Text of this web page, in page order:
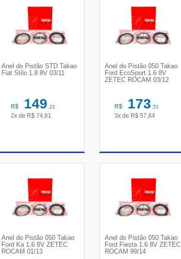
Anel do Pistão STD Takao
Fiat Stilo 1.8 8V 03/11
R$ 149,21
2x de R$ 74,61
Anel do Pistão 050 Takao
Ford EcoSport 1.6 8V
ZETEC ROCAM 03/12
R$ 173,51
3x de R$ 57,84
Anel do Pistão 050 Takao
Ford Ka 1.6 8V ZETEC
ROCAM 01/13
Anel do Pistão 050 Takao
Ford Fiesta 1.6 8V ZETEC
ROCAM 99/14